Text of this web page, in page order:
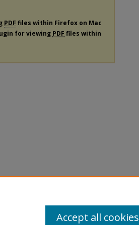
PDF files within Firefox on Mac
for viewing PDF files within
Accept all cookies